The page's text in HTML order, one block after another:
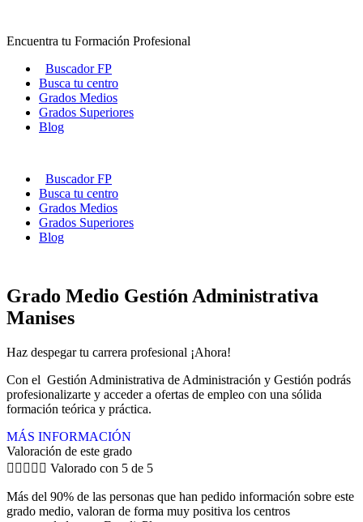
contenido
Encuentra tu Formación Profesional
Buscador FP
Busca tu centro
Grados Medios
Grados Superiores
Blog
Buscador FP
Busca tu centro
Grados Medios
Grados Superiores
Blog
Grado Medio Gestión Administrativa
Manises
Haz despegar tu carrera profesional ¡Ahora!
Con el Gestión Administrativa de Administración y Gestión podrás
profesionalizarte y acceder a ofertas de empleo con una sólida
formación teórica y práctica.
MÁS INFORMACIÓN
Valoración de este grado
     Valorado con 5 de 5
Más del 90% de las personas que han pedido información sobre este
grado medio, valoran de forma muy positiva los centros